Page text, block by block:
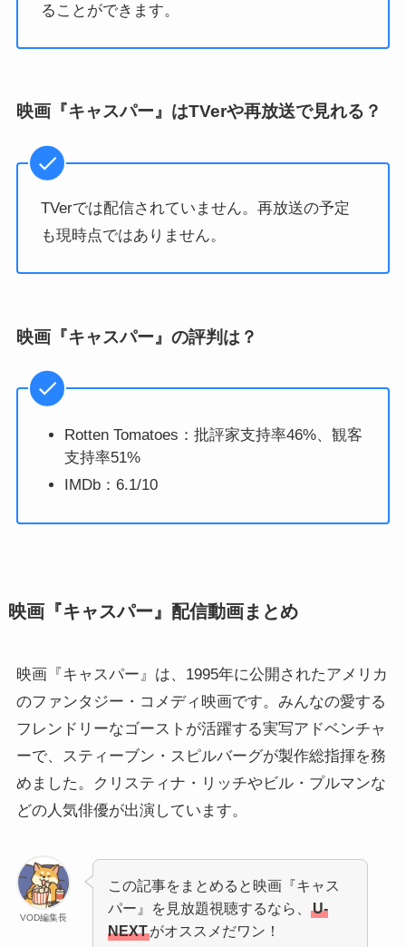
ることができます。
映画『キャスパー』はTVerや再放送で見れる？
TVerでは配信されていません。再放送の予定
も現時点ではありません。
映画『キャスパー』の評判は？
Rotten Tomatoes：批評家支持率46%、観客
支持率51%
IMDb：6.1/10
映画『キャスパー』配信動画まとめ
映画『キャスパー』は、1995年に公開されたアメリカ
のファンタジー・コメディ映画です。みんなの愛する
フレンドリーなゴーストが活躍する実写アドベンチャ
ーで、スティーブン・スピルバーグが製作総指揮を務
めました。クリスティナ・リッチやビル・プルマンな
どの人気俳優が出演しています。
VOD編集長
この記事をまとめると映画『キャス
パー』を見放題視聴するなら、U-
NEXTがオススメだワン！